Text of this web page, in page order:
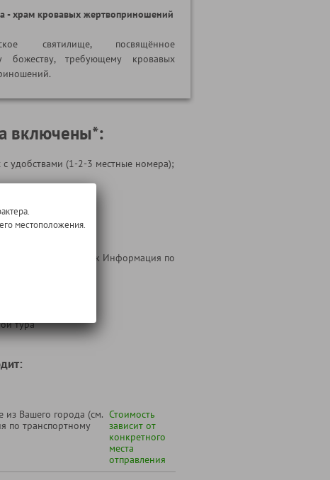
- храм кровавых жертвоприношений
святилище, посвящённое
божеству, требующему кровавых
включены*:
удобствами (1-2-3 местные номера);
по программе;
(см. ниже блок Информация по
тура
из Вашего города (см.
по транспортному
Стоимость
зависит от
конкретного
места
отправления
местоположения.